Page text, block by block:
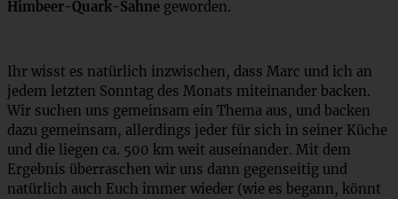
Himbeer-Quark-Sahne geworden.
Ihr wisst es natürlich inzwischen, dass Marc und ich an
jedem letzten Sonntag des Monats miteinander backen.
Wir suchen uns gemeinsam ein Thema aus, und backen
dazu gemeinsam, allerdings jeder für sich in seiner Küche
und die liegen ca. 500 km weit auseinander. Mit dem
Ergebnis überraschen wir uns dann gegenseitig und
natürlich auch Euch immer wieder (wie es begann, könnt